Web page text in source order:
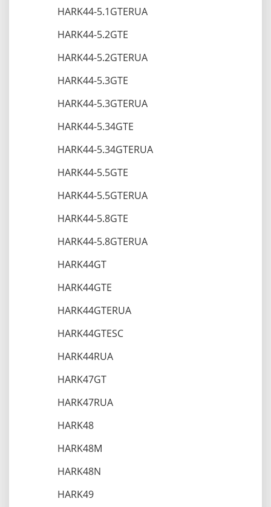
HARK44-5.1GTERUA
HARK44-5.2GTE
HARK44-5.2GTERUA
HARK44-5.3GTE
HARK44-5.3GTERUA
HARK44-5.34GTE
HARK44-5.34GTERUA
HARK44-5.5GTE
HARK44-5.5GTERUA
HARK44-5.8GTE
HARK44-5.8GTERUA
HARK44GT
HARK44GTE
HARK44GTERUA
HARK44GTESC
HARK44RUA
HARK47GT
HARK47RUA
HARK48
HARK48M
HARK48N
HARK49